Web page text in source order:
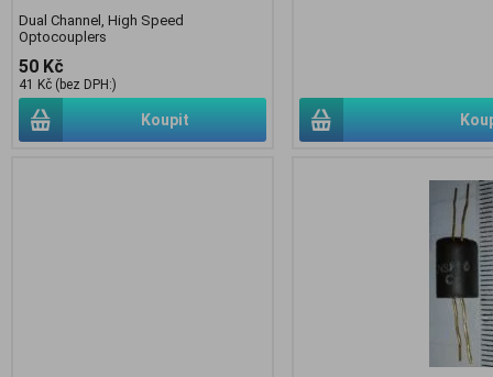
Dual Channel, High Speed
Optocouplers
50 Kč
41 Kč (bez DPH:)
Koupit